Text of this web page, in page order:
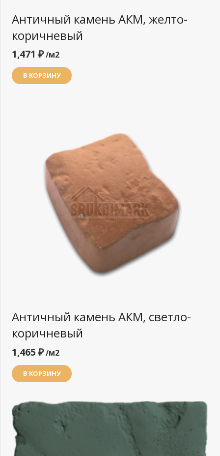
Античный камень АКМ, желто-
коричневый
1,471 ₽/м2
В КОРЗИНУ
Античный камень АКМ, светло-
коричневый
1,465 ₽/м2
В КОРЗИНУ